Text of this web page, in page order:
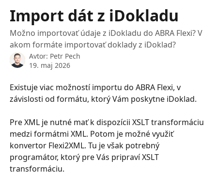
Import dát z iDokladu
Možno importovať údaje z iDokladu do ABRA Flexi? V
akom formáte importovať doklady z iDoklad?
Avtor: Petr Pech
19. maj 2026
Existuje viac možností importu do ABRA Flexi, v
závislosti od formátu, ktorý Vám poskytne iDoklad.
Pre XML je nutné mať k dispozícii XSLT transformáciu
medzi formátmi XML. Potom je možné využiť
konvertor Flexi2XML. Tu je však potrebný
programátor, ktorý pre Vás pripraví XSLT
transformáciu.